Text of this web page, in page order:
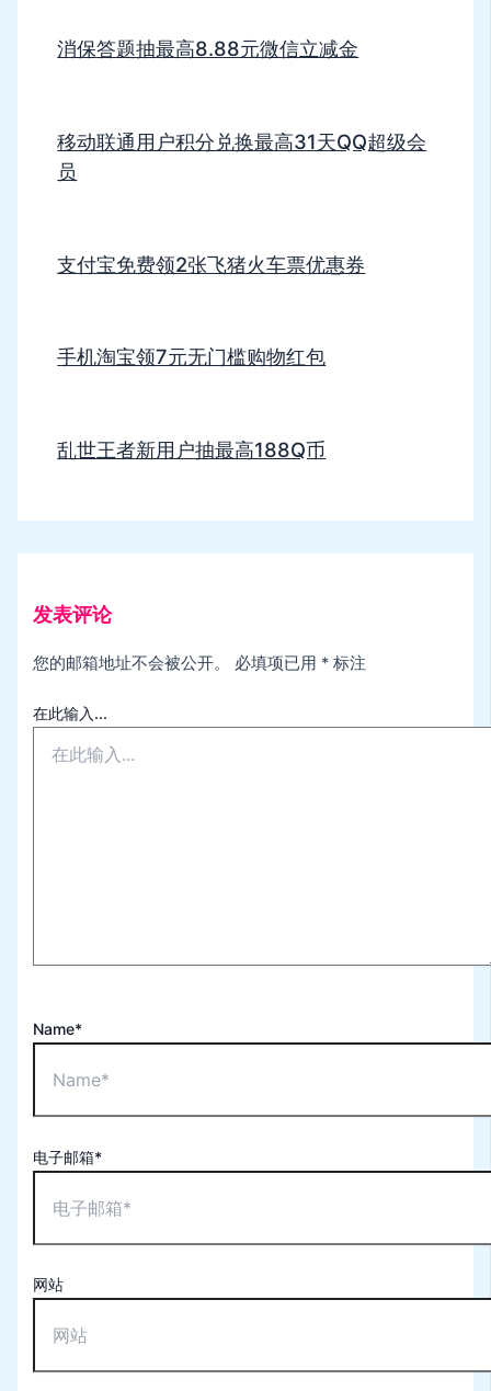
消保答题抽最高8.88元微信立减金
移动联通用户积分兑换最高31天QQ超级会
员
支付宝免费领2张飞猪火车票优惠券
手机淘宝领7元无门槛购物红包
乱世王者新用户抽最高188Q币
发表评论
您的邮箱地址不会被公开。 必填项已用 * 标注
在此输入...
Name*
电子邮箱*
网站